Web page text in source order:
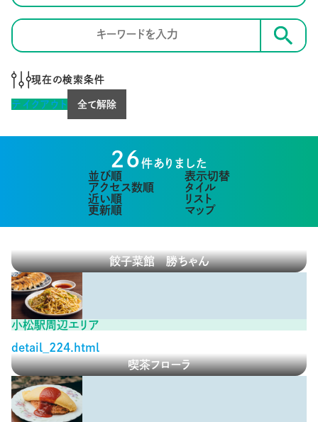
検索
現在の検索条件
テイクアウト 全て解除
26件ありました
並び順
アクセス数順
近い順
更新順
表示切替
タイル
リスト
マップ
餃子菜館 勝ちゃん
小松駅周辺エリア
detail_224.html
喫茶フローラ